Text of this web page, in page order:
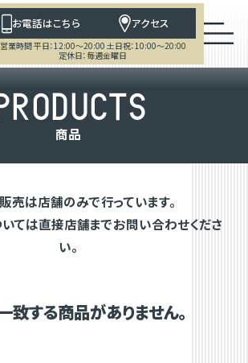
お電話はこちら アクセス
営業時間 平日：12:00～20:00 土日祝：10:00～20:00
定休日：毎週金曜日
RODUCTS
商品
売は店舗のみで行っています。
ては直接店舗までお問い合わせくださ
い。
致する商品がありません。